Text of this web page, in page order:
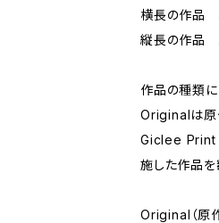
横長の作品
縦長の作品
作品の種類に
Originalは原
Giclee Print（
施した作品を
Original（原